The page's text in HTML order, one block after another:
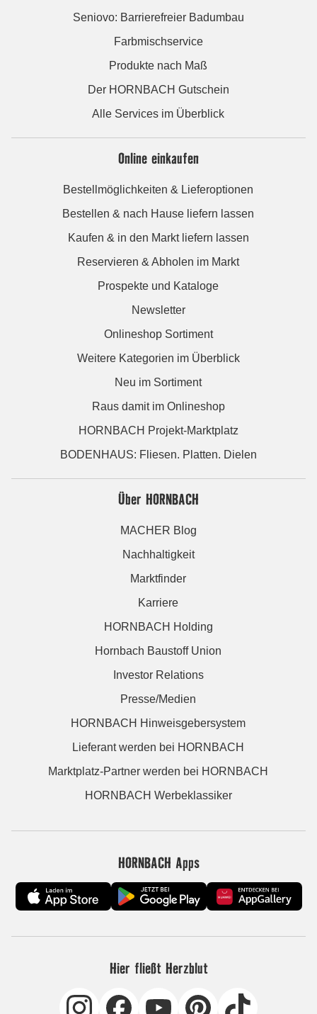
Seniovo: Barrierefreier Badumbau
Farbmischservice
Produkte nach Maß
Der HORNBACH Gutschein
Alle Services im Überblick
Online einkaufen
Bestellmöglichkeiten & Lieferoptionen
Bestellen & nach Hause liefern lassen
Kaufen & in den Markt liefern lassen
Reservieren & Abholen im Markt
Prospekte und Kataloge
Newsletter
Onlineshop Sortiment
Weitere Kategorien im Überblick
Neu im Sortiment
Raus damit im Onlineshop
HORNBACH Projekt-Marktplatz
BODENHAUS: Fliesen. Platten. Dielen
Über HORNBACH
MACHER Blog
Nachhaltigkeit
Marktfinder
Karriere
HORNBACH Holding
Hornbach Baustoff Union
Investor Relations
Presse/Medien
HORNBACH Hinweisgebersystem
Lieferant werden bei HORNBACH
Marktplatz-Partner werden bei HORNBACH
HORNBACH Werbeklassiker
HORNBACH Apps
Hier fließt Herzblut